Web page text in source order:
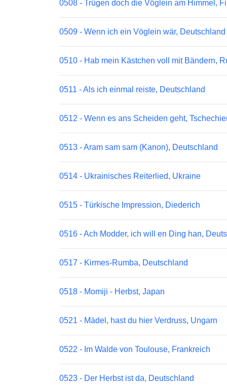
0508 - Trügen doch die Vöglein am Himmel,
0509 - Wenn ich ein Vöglein wär, Deutschland
0510 - Hab mein Kästchen voll mit Bändern,
0511 - Als ich einmal reiste, Deutschland
0512 - Wenn es ans Scheiden geht,
0513 - Aram sam sam (Kanon), Deutschland
0514 - Ukrainisches Reiterlied, Ukraine
0515 - Türkische Impression, Diederich
0516 - Ach Modder, ich will en Ding han,
0517 - Kirmes-Rumba, Deutschland
0518 - Momiji - Herbst, Japan
0521 - Mädel, hast du hier Verdruss, Ungarn
0522 - Im Walde von Toulouse, Frankreich
0523 - Der Herbst ist da, Deutschland